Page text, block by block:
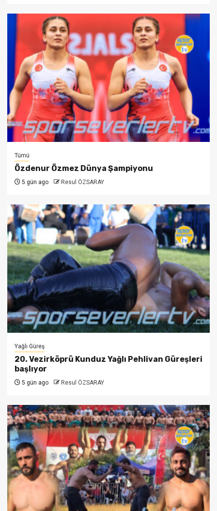
Tümü
Özdenur Özmez Dünya Şampiyonu
5 gün ago Resul ÖZSARAY
Yağlı Güreş
20. Vezirköprü Kunduz Yağlı Pehlivan Güreşleri
başlıyor
5 gün ago Resul ÖZSARAY